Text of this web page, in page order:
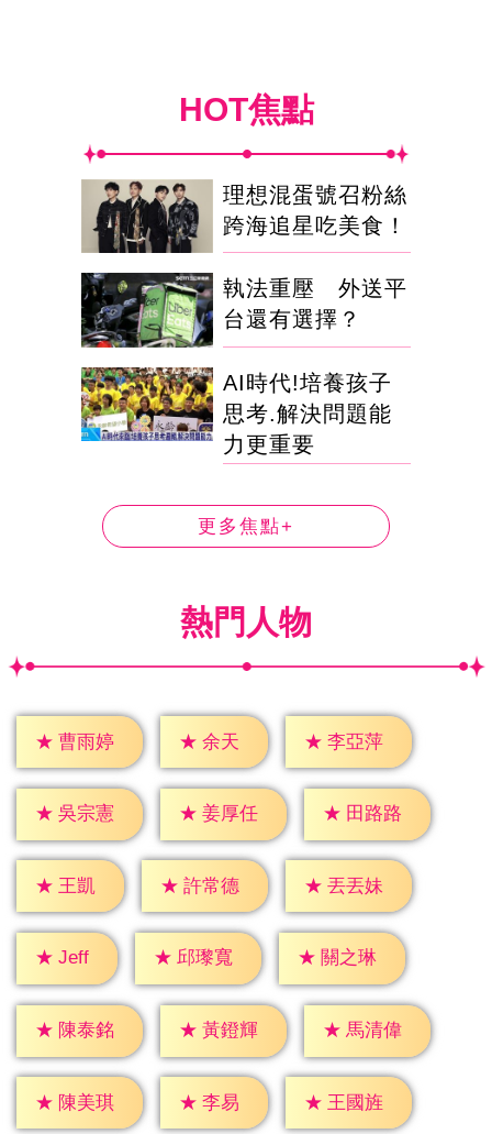
HOT焦點
理想混蛋號召粉絲
跨海追星吃美食！
執法重壓 外送平
台還有選擇？
AI時代!培養孩子
思考.解決問題能
力更重要
更多焦點+
熱門人物
★ 曹雨婷 ★ 余天 ★ 李亞萍
★ 吳宗憲 ★ 姜厚任 ★ 田路路
★ 王凱 ★ 許常德 ★ 丟丟妹
★ Jeff ★ 邱瓈寬 ★ 關之琳
★ 陳泰銘 ★ 黃鐙輝 ★ 馬清偉
★ 陳美琪 ★ 李易 ★ 王國旌